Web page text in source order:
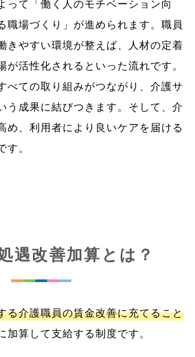
って「働く人のモチベーション向
職場づくり」が進められます。職員
きやすい環境が整えば、人材の定着
が活性化されるといった流れです。
べての取り組みがつながり、介護サ
う成果に結びつきます。そして、介
め、利用者により良いケアを届ける
遇改善加算とは？
る介護職員の賃金改善に充てること
加算して支給する制度です。